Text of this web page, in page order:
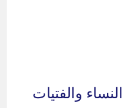
والفتيات